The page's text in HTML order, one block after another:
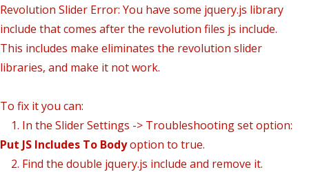
Revolution Slider Error: You have some jquery.js library
include that comes after the revolution files js include.
This includes make eliminates the revolution slider
libraries, and make it not work.
To fix it you can:
1. In the Slider Settings -> Troubleshooting set option:
Put JS Includes To Bodyoption to true.
2. Find the double jquery.js include and remove it.